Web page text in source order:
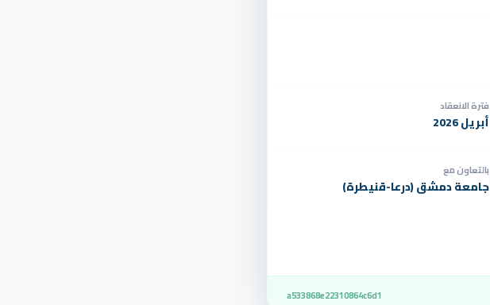
فترة الانعقاد
أبريل 2026
بالتعاون مع
جامعة دمشق (درعا-قنيطرة)
a533868e22310864c6d1